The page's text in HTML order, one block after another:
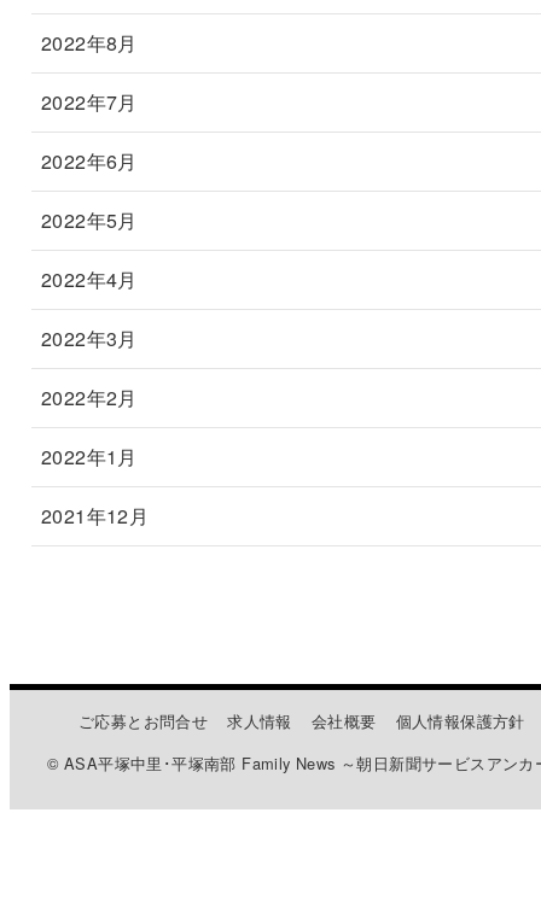
2022年8月
2022年7月
2022年6月
2022年5月
2022年4月
2022年3月
2022年2月
2022年1月
2021年12月
ご応募とお問合せ 求人情報 会社概要
個人情報保護方針
© ASA平塚中里･平塚南部 Family News ～朝日新聞サービスアンカ